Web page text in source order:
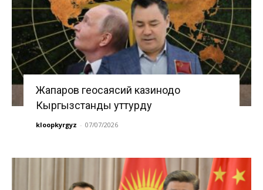
Жапаров геосаясий казинодо
Кыргызстанды уттурду
kloopkyrgyz - 07/07/2026